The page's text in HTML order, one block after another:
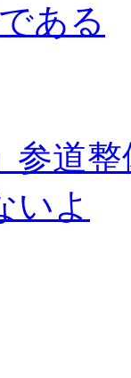
ある
参道
いよ